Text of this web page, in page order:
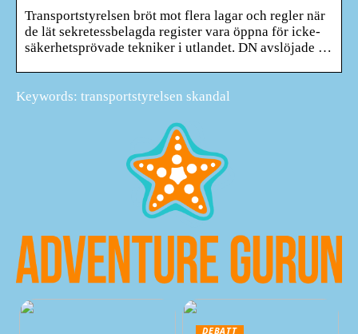
Transportstyrelsen bröt mot flera lagar och regler när
de lät sekretessbelagda register vara öppna för icke-
säkerhetsprövade tekniker i utlandet. DN avslöjade …
Keywords: transportstyrelsen skandal
DEBATT